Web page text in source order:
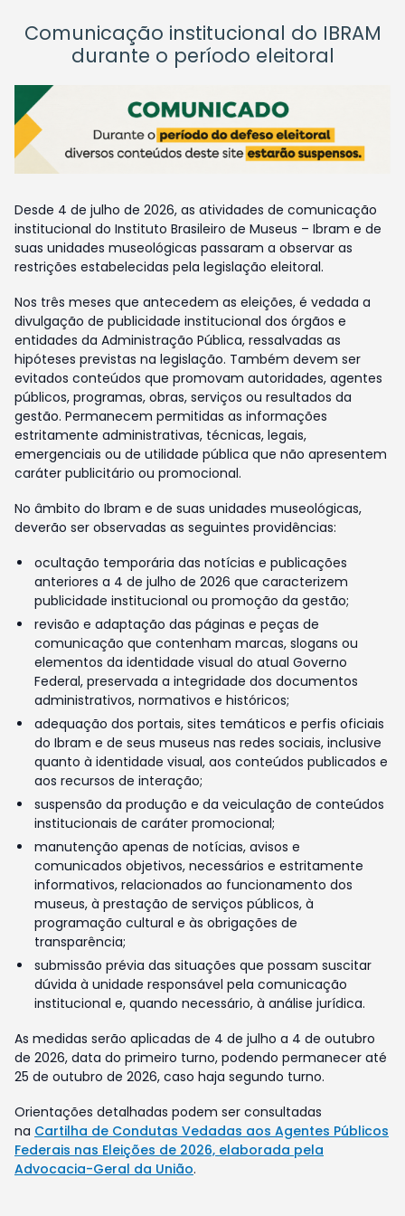
Comunicação institucional do IBRAM
durante o período eleitoral
Desde 4 de julho de 2026, as atividades de comunicação
institucional do Instituto Brasileiro de Museus – Ibram e de
suas unidades museológicas passaram a observar as
restrições estabelecidas pela legislação eleitoral.
Nos três meses que antecedem as eleições, é vedada a
divulgação de publicidade institucional dos órgãos e
entidades da Administração Pública, ressalvadas as
hipóteses previstas na legislação. Também devem ser
evitados conteúdos que promovam autoridades, agentes
públicos, programas, obras, serviços ou resultados da
gestão. Permanecem permitidas as informações
estritamente administrativas, técnicas, legais,
emergenciais ou de utilidade pública que não apresentem
caráter publicitário ou promocional.
No âmbito do Ibram e de suas unidades museológicas,
deverão ser observadas as seguintes providências:
ocultação temporária das notícias e publicações
anteriores a 4 de julho de 2026 que caracterizem
publicidade institucional ou promoção da gestão;
revisão e adaptação das páginas e peças de
comunicação que contenham marcas, slogans ou
elementos da identidade visual do atual Governo
Federal, preservada a integridade dos documentos
administrativos, normativos e históricos;
adequação dos portais, sites temáticos e perfis oficiais
do Ibram e de seus museus nas redes sociais, inclusive
quanto à identidade visual, aos conteúdos publicados e
aos recursos de interação;
suspensão da produção e da veiculação de conteúdos
institucionais de caráter promocional;
manutenção apenas de notícias, avisos e
comunicados objetivos, necessários e estritamente
informativos, relacionados ao funcionamento dos
museus, à prestação de serviços públicos, à
programação cultural e às obrigações de
transparência;
submissão prévia das situações que possam suscitar
dúvida à unidade responsável pela comunicação
institucional e, quando necessário, à análise jurídica.
As medidas serão aplicadas de 4 de julho a 4 de outubro
de 2026, data do primeiro turno, podendo permanecer até
25 de outubro de 2026, caso haja segundo turno.
Orientações detalhadas podem ser consultadas
na Cartilha de Condutas Vedadas aos Agentes Públicos
Federais nas Eleições de 2026, elaborada pela
Advocacia-Geral da União.